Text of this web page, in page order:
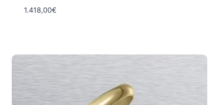
1.418,00€